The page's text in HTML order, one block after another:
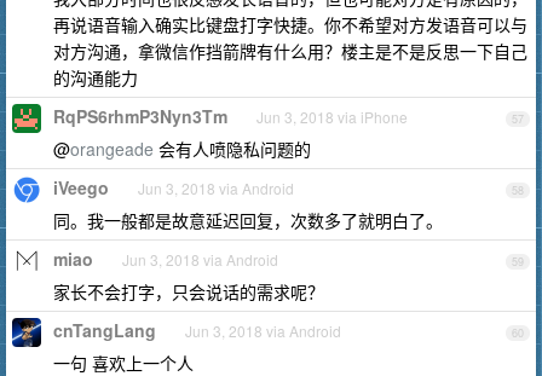
再说语音输入确实比键盘打字快捷。你不希望对方发语音可以与
对方沟通，拿微信作挡箭牌有什么用？楼主是不是反思一下自己
的沟通能力
57
RqPS6rhmP3Nyn3Tm Jun 3, 2018 via iPhone
@orangeade 会有人喷隐私问题的
58
iVeego Jun 3, 2018 via Android
同。我一般都是故意延迟回复，次数多了就明白了。
59
miao Jun 3, 2018 via Android
家长不会打字，只会说话的需求呢？
60
cnTangLang Jun 3, 2018 via Android
一句 喜欢上一个人